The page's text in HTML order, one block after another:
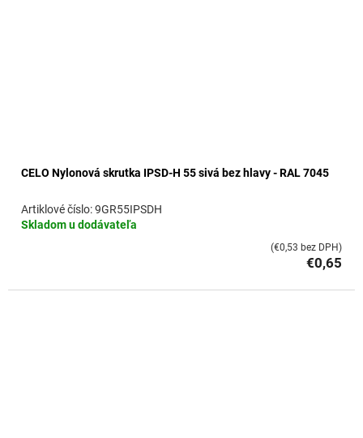
CELO Nylonová skrutka IPSD-H 55 sivá bez hlavy - RAL 7045
Skladom u dodávateľa
9GR55IPSDH
€0,65
(€0,53 bez DPH)